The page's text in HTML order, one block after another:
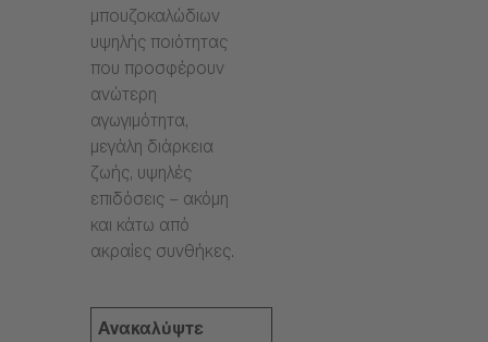
μπουζοκαλώδιων
υψηλής ποιότητας
που προσφέρουν
ανώτερη
αγωγιμότητα,
μεγάλη διάρκεια
ζωής, υψηλές
επιδόσεις – ακόμη
και κάτω από
ακραίες συνθήκες.
Ανακαλύψτε